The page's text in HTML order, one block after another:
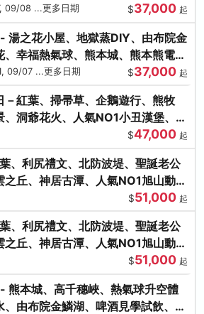
09/08 ...更多日期 $37,000 起
湯之花小屋、地獄蒸DIY、由布院金
、幸福熱氣球、熊本城、熊本熊電
09/07 ...更多日期 $37,000 起
－紅葉、掃帚草、企鵝遊行、熊牧
洞爺花火、人氣NO1小丑漢堡、螃
$47,000 起
、利尻禮文、北防波堤、聖誕老公
丘、神居古潭、人氣NO1旭山動物
$51,000 起
、利尻禮文、北防波堤、聖誕老公
丘、神居古潭、人氣NO1旭山動物
$51,000 起
熊本城、高千穗峽、熱氣球升空體
由布院金鱗湖、啤酒見學試飲、豪